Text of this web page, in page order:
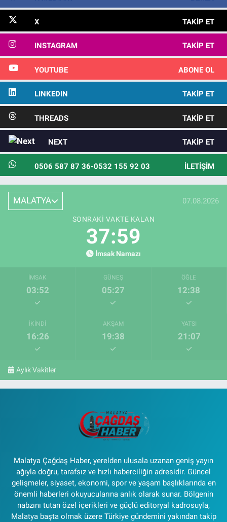
X TAKIP ET
INSTAGRAM TAKIP ET
YOUTUBE ABONE OL
LINKEDIN TAKIP ET
THREADS TAKIP ET
NEXT TAKIP ET
0506 587 87 36-0532 155 92 03 İLETIŞIM
MALATYA 07.08.2026
SONRAKI VAKTE KALAN
37:58
İmsak Namazı
İMSAK
03:52
GÜNEŞ
05:27
ÖĞLE
12:38
İKINDI
16:26
AKŞAM
19:38
YATSI
21:07
Aylık Vakitler
Malatya Çağdaş Haber, yerelden ulusala uzanan geniş yayın
ağıyla doğru, tarafsız ve hızlı haberciliğin adresidir. Güncel
gelişmeler, siyaset, ekonomi, spor ve yaşam başlıklarında en
önemli haberleri okuyucularına anlık olarak sunar. Bölgenin
nabzını tutan özel içerikleri ve güçlü editoryal kadrosuyla,
Malatya başta olmak üzere Türkiye gündemini yakından takip